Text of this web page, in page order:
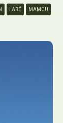
LABÉ MAMOU